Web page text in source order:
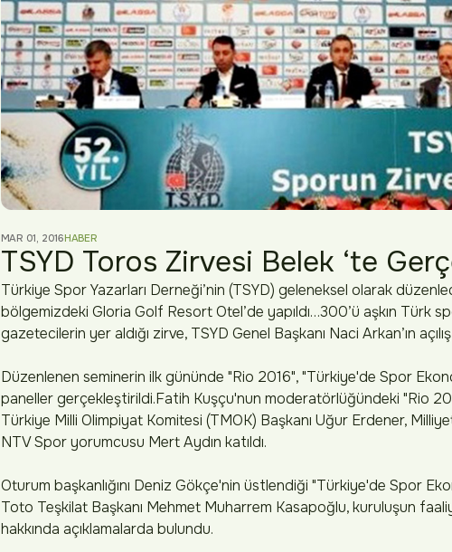
MAR 01, 2016HABER
TSYD Toros Zirvesi Belek ‘te
Türkiye Spor Yazarları Derneği’nin (TSYD) geleneksel olarak
bölgemizdeki Gloria Golf Resort Otel’de yapıldı…300’ü aşkın Türk
gazetecilerin yer aldığı zirve, TSYD Genel Başkanı Naci Arkan’ın
Düzenlenen seminerin ilk gününde "Rio 2016", "Türkiye'de Spor
paneller gerçekleştirildi.Fatih Kuşçu'nun moderatörlüğündeki "Rio
Türkiye Milli Olimpiyat Komitesi (TMOK) Başkanı Uğur Erdener,
NTV Spor yorumcusu Mert Aydın katıldı.
Oturum başkanlığını Deniz Gökçe'nin üstlendiği "Türkiye'de Spor
Toto Teşkilat Başkanı Mehmet Muharrem Kasapoğlu, kuruluşun
hakkında açıklamalarda bulundu.